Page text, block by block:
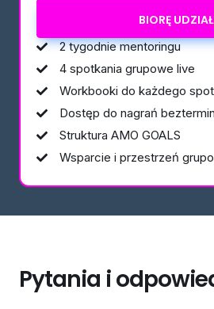
BIORĘ
2 tygodnie mentoringu
4 spotkania grupowe live
Workbooki do każdego
Dostęp do nagrań
Struktura AMO GOALS
Wsparcie i przestrzeń
Pytania i